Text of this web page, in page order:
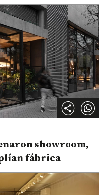
showroom,
fábrica